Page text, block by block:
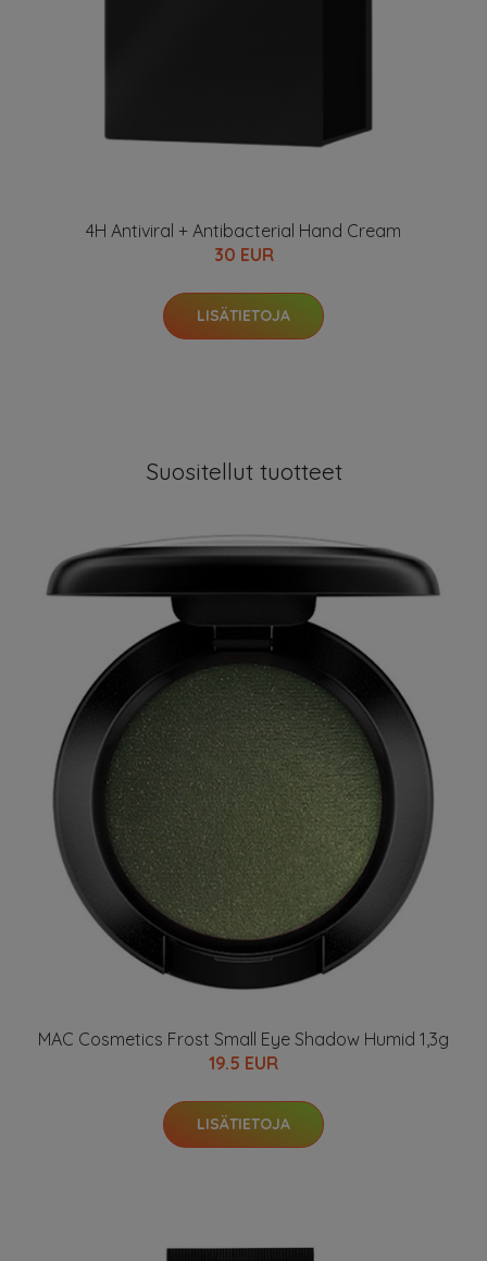
4H Antiviral + Antibacterial Hand Cream
30 EUR
LISÄTIETOJA
Suositellut tuotteet
MAC Cosmetics Frost Small Eye Shadow Humid 1,3g
19.5 EUR
LISÄTIETOJA